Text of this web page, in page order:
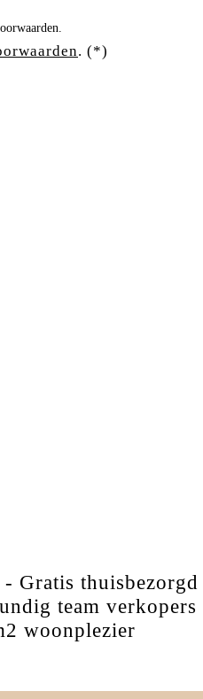
. (*)
Gratis thuisbezorgd
team verkopers
woonplezier